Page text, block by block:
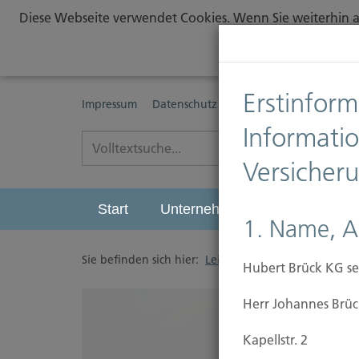
Diese Webseite verwendet Cookies. Wenn Sie
Impressum Datenschutz Erstinformationspflichten
Start Unternehmen
Sie befinden sich hier: Leistungen Leben
1. Name,
Hubert Brück KG
Herr Johannes
Kapellstr. 2